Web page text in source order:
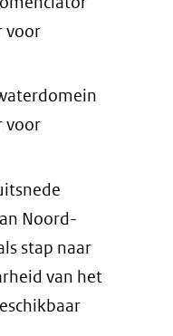
voor
voor
Noord-
stap naar
van het